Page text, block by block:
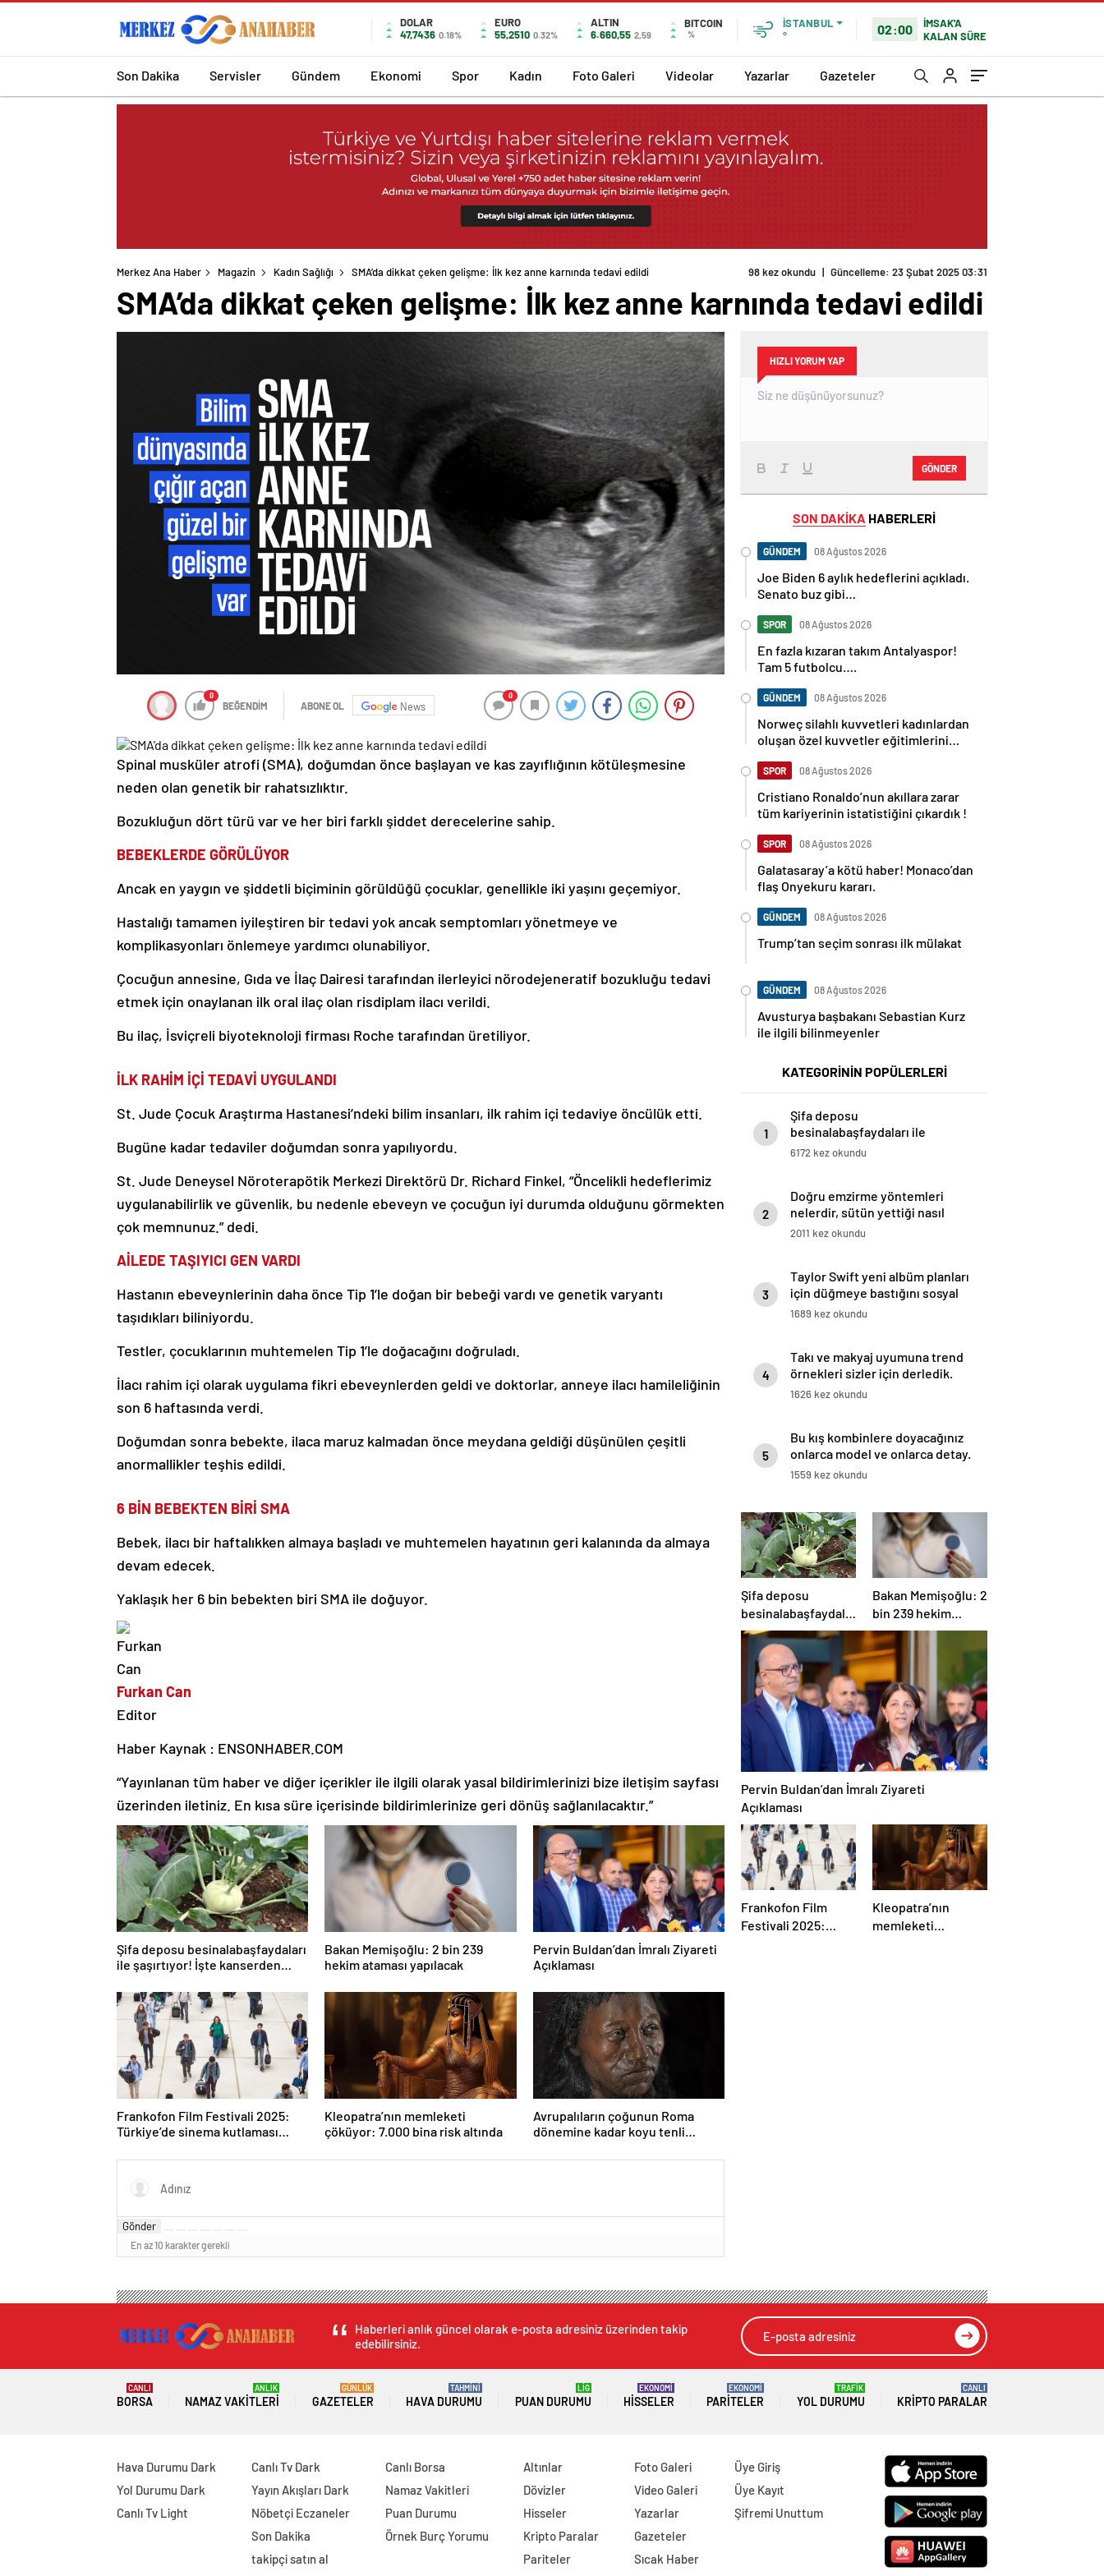
DOLAR
47,7436 0.18%
EURO
55,2510 0.32%
ALTIN
6.660,55 2,59
BITCOIN
%
İSTANBUL
°
02:00
İMSAK'A
KALAN SÜRE
Son Dakika Servisler Gündem Ekonomi Spor Kadın Foto Galeri Videolar Yazarlar Gazeteler
Merkez Ana Haber Magazin Kadın Sağlığı SMA’da dikkat çeken gelişme: İlk kez anne karnında tedavi edildi 98 kez okundu | Güncelleme: 23 Şubat 2025 03:31
SMA’da dikkat çeken gelişme: İlk kez anne karnında tedavi edildi
0
BEĞENDİM ABONE OL News
0
Spinal musküler atrofi (SMA), doğumdan önce başlayan ve kas zayıflığının kötüleşmesine
neden olan genetik bir rahatsızlıktır.
Bozukluğun dört türü var ve her biri farklı şiddet derecelerine sahip.
BEBEKLERDE GÖRÜLÜYOR
Ancak en yaygın ve şiddetli biçiminin görüldüğü çocuklar, genellikle iki yaşını geçemiyor.
Hastalığı tamamen iyileştiren bir tedavi yok ancak semptomları yönetmeye ve
komplikasyonları önlemeye yardımcı olunabiliyor.
Çocuğun annesine, Gıda ve İlaç Dairesi tarafından ilerleyici nörodejeneratif bozukluğu tedavi
etmek için onaylanan ilk oral ilaç olan risdiplam ilacı verildi.
Bu ilaç, İsviçreli biyoteknoloji firması Roche tarafından üretiliyor.
İLK RAHİM İÇİ TEDAVİ UYGULANDI
St. Jude Çocuk Araştırma Hastanesi’ndeki bilim insanları, ilk rahim içi tedaviye öncülük etti.
Bugüne kadar tedaviler doğumdan sonra yapılıyordu.
St. Jude Deneysel Nöroterapötik Merkezi Direktörü Dr. Richard Finkel, “Öncelikli hedeflerimiz
uygulanabilirlik ve güvenlik, bu nedenle ebeveyn ve çocuğun iyi durumda olduğunu görmekten
çok memnunuz.” dedi.
AİLEDE TAŞIYICI GEN VARDI
Hastanın ebeveynlerinin daha önce Tip 1’le doğan bir bebeği vardı ve genetik varyantı
taşıdıkları biliniyordu.
Testler, çocuklarının muhtemelen Tip 1’le doğacağını doğruladı.
İlacı rahim içi olarak uygulama fikri ebeveynlerden geldi ve doktorlar, anneye ilacı hamileliğinin
son 6 haftasında verdi.
Doğumdan sonra bebekte, ilaca maruz kalmadan önce meydana geldiği düşünülen çeşitli
anormallikler teşhis edildi.
6 BİN BEBEKTEN BİRİ SMA
Bebek, ilacı bir haftalıkken almaya başladı ve muhtemelen hayatının geri kalanında da almaya
devam edecek.
Yaklaşık her 6 bin bebekten biri SMA ile doğuyor.
Furkan Can
Editor
Haber Kaynak : ENSONHABER.COM
“Yayınlanan tüm haber ve diğer içerikler ile ilgili olarak yasal bildirimlerinizi bize iletişim sayfası
üzerinden iletiniz. En kısa süre içerisinde bildirimlerinize geri dönüş sağlanılacaktır.”
Şifa deposu besinalabaşfaydaları
ile şaşırtıyor! İşte kanserden
Bakan Memişoğlu: 2 bin 239
hekim ataması yapılacak
Pervin Buldan’dan İmralı Ziyareti
Açıklaması
Frankofon Film Festivali 2025:
Türkiye’de sinema kutlaması
Kleopatra’nın memleketi
çöküyor: 7.000 bina risk altında
Avrupalıların çoğunun Roma
dönemine kadar koyu tenli
Gönder
En az 10 karakter gerekli
HIZLI YORUM YAP
GÖNDER
SON DAKİKA HABERLERİ
GÜNDEM 08 Ağustos 2026
Joe Biden 6 aylık hedeflerini açıkladı.
Senato buz gibi…
SPOR 08 Ağustos 2026
En fazla kızaran takım Antalyaspor!
Tam 5 futbolcu….
GÜNDEM 08 Ağustos 2026
Norweç silahlı kuvvetleri kadınlardan
oluşan özel kuvvetler eğitimlerini
SPOR 08 Ağustos 2026
Cristiano Ronaldo’nun akıllara zarar
tüm kariyerinin istatistiğini çıkardık !
SPOR 08 Ağustos 2026
Galatasaray’a kötü haber! Monaco’dan
flaş Onyekuru kararı.
GÜNDEM 08 Ağustos 2026
Trump’tan seçim sonrası ilk mülakat
GÜNDEM 08 Ağustos 2026
Avusturya başbakanı Sebastian Kurz
ile ilgili bilinmeyenler
KATEGORİNİN POPÜLERLERİ
1
Şifa deposu
besinalabaşfaydaları ile
şaşırtıyor! İşte kanserden
6172 kez okundu
2
Doğru emzirme yöntemleri
nelerdir, sütün yettiği nasıl
anlaşılır?
2011 kez okundu
3
Taylor Swift yeni albüm planları
için düğmeye bastığını sosyal
medyadan duyurdu!
1689 kez okundu
4
Takı ve makyaj uyumuna trend
örnekleri sizler için derledik.
1626 kez okundu
5
Bu kış kombinlere doyacağınız
onlarca model ve onlarca detay.
1559 kez okundu
Şifa deposu
besinalabaşfaydaları
ile şaşırtıyor! İşte
kanserden koruyan
mucize besin
alabaş…
Bakan Memişoğlu: 2
bin 239 hekim
ataması yapılacak
Pervin Buldan’dan İmralı Ziyareti
Açıklaması
Frankofon Film
Festivali 2025:
Kleopatra’nın
memleketi
Haberleri anlık güncel olarak e-posta adresiniz üzerinden takip
edebilirsiniz.
BORSA
CANLI
NAMAZ VAKITLERI
ANLIK
GAZETELER
GÜNLÜK
HAVA DURUMU
TAHMİNİ
PUAN DURUMU
LİG
HISSELER
EKONOMİ
PARITELER
EKONOMİ
YOL DURUMU
TRAFİK
KRIPTO PARALAR
CANLI
Hava Durumu Dark
Yol Durumu Dark
Canlı Tv Light
Canlı Tv Dark
Yayın Akışları Dark
Nöbetçi Eczaneler
Son Dakika
takipçi satın al
Canlı Borsa
Namaz Vakitleri
Puan Durumu
Örnek Burç Yorumu
Altınlar
Dövizler
Hisseler
Kripto Paralar
Pariteler
Foto Galeri
Video Galeri
Yazarlar
Gazeteler
Sıcak Haber
Üye Giriş
Üye Kayıt
Şifremi Unuttum